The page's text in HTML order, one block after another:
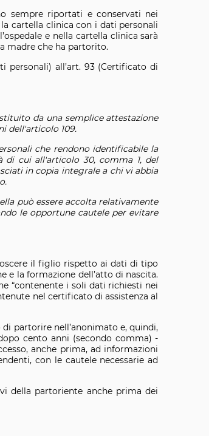
sempre riportati e conservati nei
cartella clinica con i dati personali
e nella cartella clinica sarà
madre che ha partorito.
personali) all’art. 93 (Certificato di
da una semplice attestazione
dell'articolo 109.
che rendono identificabile la
di cui all'articolo 30, comma 1, del
in copia integrale a chi vi abbia
può essere accolta relativamente
le opportune cautele per evitare
il figlio rispetto ai dati di tipo
e la formazione dell’atto di nascita.
“contenente i soli dati richiesti nei
nel certificato di assistenza al
partorire nell’anonimato e, quindi,
cento anni (secondo comma) -
anche prima, ad informazioni
con le cautele necessarie ad
della partoriente anche prima dei